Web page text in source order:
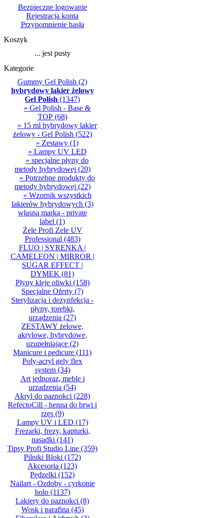
Bezpieczne logowanie
Rejestracja konta
Przypomnienie hasła
Koszyk
... jest pusty
Kategorie
Gummy Gel Polish (2)
hybrydowy lakier żelowy
Gel Polish (1347)
» Gel Polish - Base &
TOP(68)
» 15 ml hybrydowy lakier
żelowy - Gel Polish (522)
» Zestawy (1)
» Lampy UV LED
» specjalne płyny do
metody hybrydowej (20)
» Potrzebne produkty do
metody hybrydowej (22)
» Wzornik wszystkich
lakierów hybrydowych (3)
własna marka - private
label (1)
Żele Profi Zele UV
Professional (483)
FLUO | SYRENKA |
CAMELEON | MIRROR |
SUGAR EFFECT |
DYMEK (81)
Płyny kleje oliwki (158)
Specjalne Oferty (7)
Sterylizacja i dezynfekcja -
płyny, torebki,
urządzenia (27)
ZESTAWY żelowe,
akrylowe, hybrydowe,
uzupełniające (2)
Manicure i pedicure (111)
Poly-acryl gely flex
system(34)
Art jednoraz, meble i
urzadzenia (54)
Akryl do paznokci (228)
RefectoCill - henna do brwi i
rzęs(9)
Lampy UV i LED (17)
Frezarki, frezy, kapturki,
nasadki (141)
Tipsy Profi Studio Line (359)
Pilniki Bloki (172)
Akcesoria (123)
Pędzelki (152)
Nailart - Ozdoby - cyrkonie
holo(1137)
Lakiery do paznokci (8)
Wosk i parafina (45)